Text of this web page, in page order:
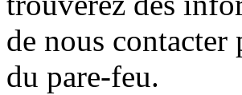
de nous contacter
du pare-feu.